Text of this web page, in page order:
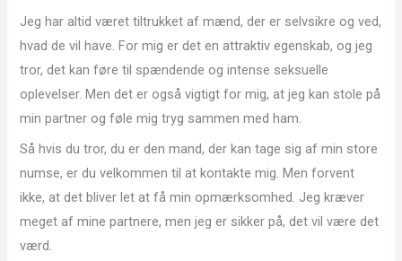
Jeg har altid været tiltrukket af mænd, der er selvsikre og ved,
hvad de vil have. For mig er det en attraktiv egenskab, og jeg
tror, det kan føre til spændende og intense seksuelle
oplevelser. Men det er også vigtigt for mig, at jeg kan stole på
min partner og føle mig tryg sammen med ham.
Så hvis du tror, du er den mand, der kan tage sig af min store
numse, er du velkommen til at kontakte mig. Men forvent
ikke, at det bliver let at få min opmærksomhed. Jeg kræver
meget af mine partnere, men jeg er sikker på, det vil være det
værd.